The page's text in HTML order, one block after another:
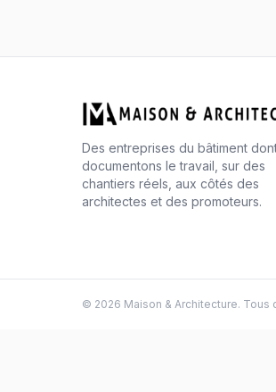
Des entreprises du bâtiment
documentons le travail, sur des
chantiers réels, aux côtés des
architectes et des promoteurs.
© 2026 Maison & Architecture. Tous